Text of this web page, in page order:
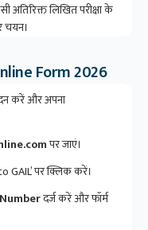
अतिरिक्त लिखित परीक्षा के
चयन।
Form 2026
करें और अपना
पर जाएं।
GAIL’ पर क्लिक करें।
दर्ज करें और फॉर्म